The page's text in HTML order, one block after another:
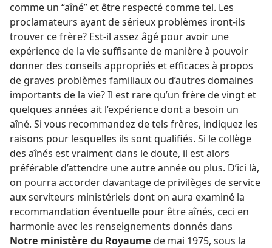
comme un “aîné” et être respecté comme tel. Les
proclamateurs ayant de sérieux problèmes iront-​ils
trouver ce frère? Est-​il assez âgé pour avoir une
expérience de la vie suffisante de manière à pouvoir
donner des conseils appropriés et efficaces à propos
de graves problèmes familiaux ou d’autres domaines
importants de la vie? Il est rare qu’un frère de vingt et
quelques années ait l’expérience dont a besoin un
aîné. Si vous recommandez de tels frères, indiquez les
raisons pour lesquelles ils sont qualifiés. Si le collège
des aînés est vraiment dans le doute, il est alors
préférable d’attendre une autre année ou plus. D’ici là,
on pourra accorder davantage de privilèges de service
aux serviteurs ministériels dont on aura examiné la
recommandation éventuelle pour être aînés, ceci en
harmonie avec les renseignements donnés dans
Notre ministère du Royaume de mai 1975, sous la